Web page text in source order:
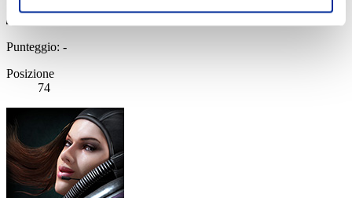
Punteggio: -
Posizione
74